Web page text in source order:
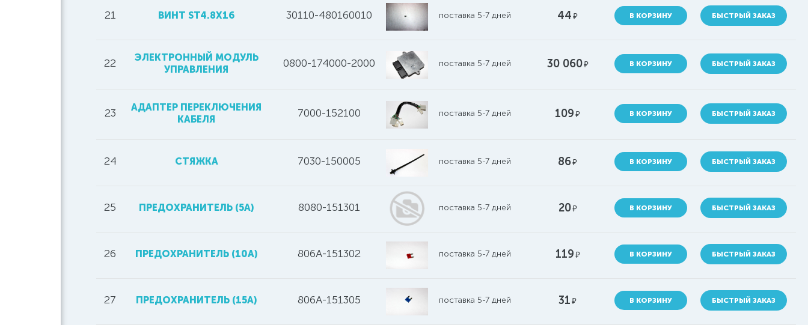
21 ВИНТ ST4.8X16 30110-480160010 поставка 5-7 дней 44руб. В КОРЗИНУ БЫСТРЫЙ ЗАКАЗ
22
ЭЛЕКТРОННЫЙ МОДУЛЬ
УПРАВЛЕНИЯ
0800-174000-2000 поставка 5-7 дней 30 060руб. В КОРЗИНУ БЫСТРЫЙ ЗАКАЗ
23
АДАПТЕР ПЕРЕКЛЮЧЕНИЯ
КАБЕЛЯ
7000-152100 поставка 5-7 дней 109руб. В КОРЗИНУ БЫСТРЫЙ ЗАКАЗ
24 СТЯЖКА 7030-150005 поставка 5-7 дней 86руб. В КОРЗИНУ БЫСТРЫЙ ЗАКАЗ
25 ПРЕДОХРАНИТЕЛЬ (5А) 8080-151301 поставка 5-7 дней 20руб. В КОРЗИНУ БЫСТРЫЙ ЗАКАЗ
26 ПРЕДОХРАНИТЕЛЬ (10А) 806A-151302 поставка 5-7 дней 119руб. В КОРЗИНУ БЫСТРЫЙ ЗАКАЗ
27 ПРЕДОХРАНИТЕЛЬ (15А) 806A-151305 поставка 5-7 дней 31руб. В КОРЗИНУ БЫСТРЫЙ ЗАКАЗ